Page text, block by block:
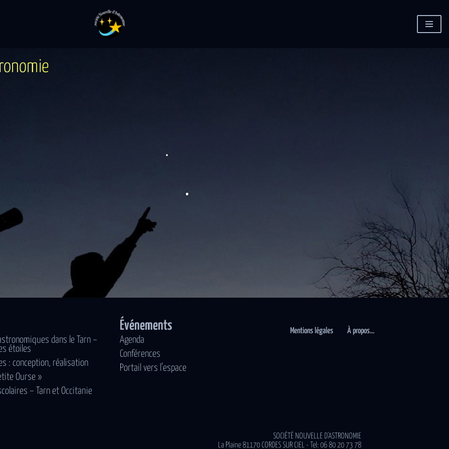
ronomie
dans le Tarn –
étoiles
: conception, réalisation
Ourse »
– Tarn et Occitanie
Événements
Agenda
Conférences
Portail vers l’espace
Mentions légales À propos…
SOCIÉTÉ NOUVELLE D'ASTRONOMIE
La Plaine 81170 CORDES SUR CIEL - Tel: 06 80 20 73 78